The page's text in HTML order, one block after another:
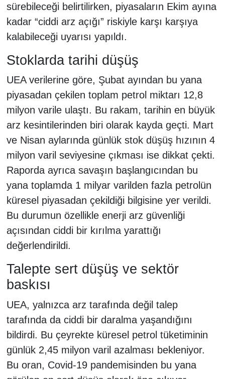
sürebileceği belirtilirken, piyasaların Ekim ayına
kadar “ciddi arz açığı” riskiyle karşı karşıya
kalabileceği uyarısı yapıldı.
Stoklarda tarihi düşüş
UEA verilerine göre, Şubat ayından bu yana
piyasadan çekilen toplam petrol miktarı 12,8
milyon varile ulaştı. Bu rakam, tarihin en büyük
arz kesintilerinden biri olarak kayda geçti. Mart
ve Nisan aylarında günlük stok düşüş hızının 4
milyon varil seviyesine çıkması ise dikkat çekti.
Raporda ayrıca savaşın başlangıcından bu
yana toplamda 1 milyar varilden fazla petrolün
küresel piyasadan çekildiği bilgisine yer verildi.
Bu durumun özellikle enerji arz güvenliği
açısından ciddi bir kırılma yarattığı
değerlendirildi.
Talepte sert düşüş ve sektör
baskısı
UEA, yalnızca arz tarafında değil talep
tarafında da ciddi bir daralma yaşandığını
bildirdi. Bu çeyrekte küresel petrol tüketiminin
günlük 2,45 milyon varil azalması bekleniyor.
Bu oran, Covid-19 pandemisinden bu yana